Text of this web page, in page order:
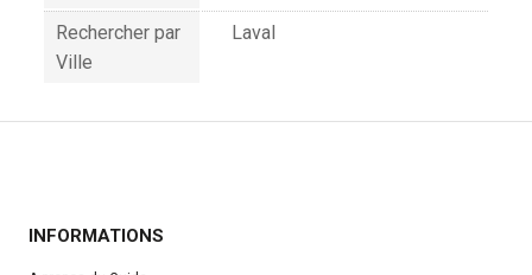
Rechercher par
Ville
Laval
INFORMATIONS